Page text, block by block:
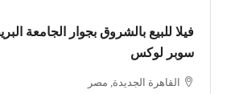
فيلا للبيع بالشروق بجوار الجامعة
سوبر لوكس
القاهرة الجديدة, مصر